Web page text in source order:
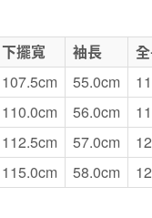
下擺寬 袖長
107.5cm 55.0cm
110.0cm 56.0cm
112.5cm 57.0cm
115.0cm 58.0cm